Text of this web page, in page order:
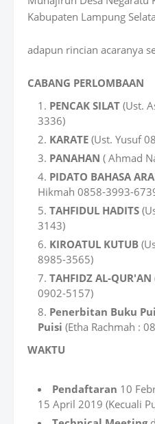
Kabupaten Lampung
adapun rincian acaranya
CABANG PERLOMBAAN
PENCAK SILAT (Ust.
3336)
KARATE (Ust. Yusuf
PANAHAN ( Ahmad
PIDATO BAHASA
Hikmah 0858-3993-
TAHFIDUL HADITS
3143)
KIROATUL KUTUB
8985-3565)
TAHFIDZ AL-QUR'AN
0902-5157)
Penerbitan Buku
Puisi (Etha Rachmah :
WAKTU
Pendaftaran 10
15 April 2019 (Kecuali